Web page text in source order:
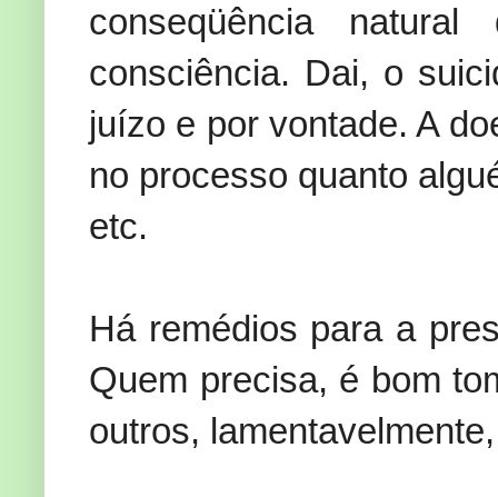
conseqüência
consciência. Dai, o
juízo e por vontade. A
no processo quanto
etc.
Há remédios para a
Quem precisa, é bom
outros,